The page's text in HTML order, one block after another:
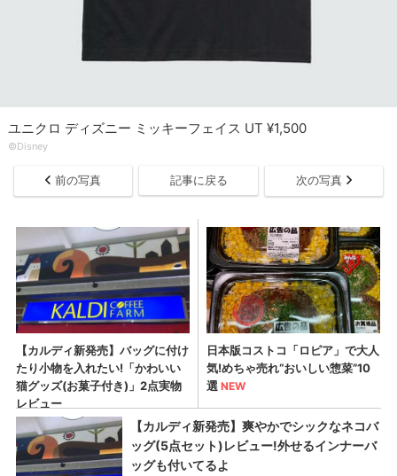
ユニクロ ディズニー ミッキーフェイス UT ¥1,500
©Disney
前の写真 記事に戻る 次の写真